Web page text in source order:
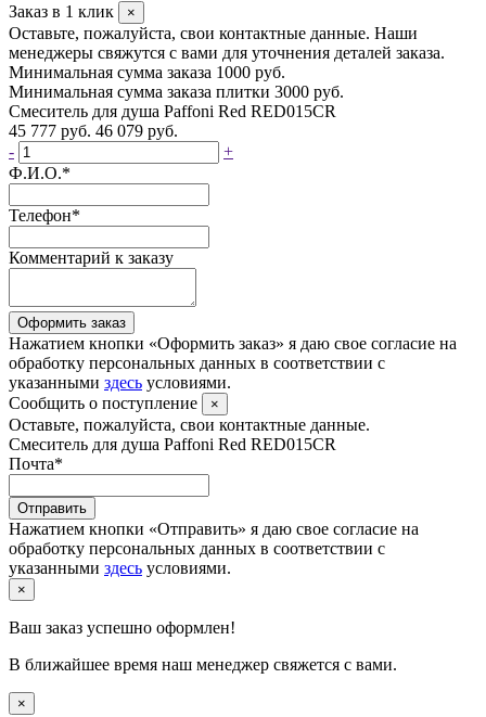
Заказ в 1 клик ×
Оставьте, пожалуйста, свои контактные данные. Наши
менеджеры свяжутся с вами для уточнения деталей заказа.
Минимальная сумма заказа 1000 руб.
Минимальная сумма заказа плитки 3000 руб.
Смеситель для душа Paffoni Red RED015CR
45 777 руб. 46 079 руб.
-
+
Ф.И.О.*
Телефон*
Комментарий к заказу
Оформить заказ
Нажатием кнопки «Оформить заказ» я даю свое согласие на
обработку персональных данных в соответствии с
указанными здесь условиями.
Сообщить о поступление
×
Оставьте, пожалуйста, свои контактные данные.
Смеситель для душа Paffoni Red RED015CR
Почта*
Отправить
Нажатием кнопки «Отправить» я даю свое согласие на
обработку персональных данных в соответствии с
указанными здесь условиями.
×
Ваш заказ успешно оформлен!
В ближайшее время наш менеджер свяжется с вами.
×